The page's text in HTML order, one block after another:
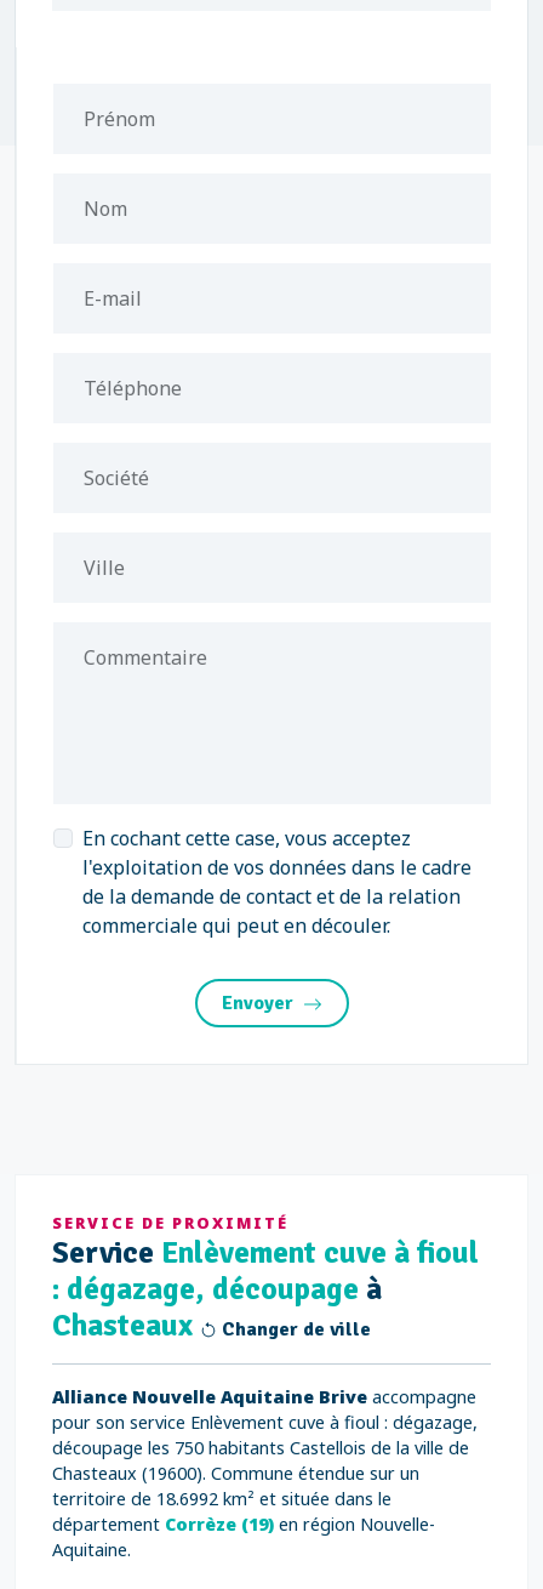
Prénom
Nom
E-mail
Téléphone
Société
Ville
Commentaire
En cochant cette case, vous acceptez
l'exploitation de vos données dans le cadre
de la demande de contact et de la relation
commerciale qui peut en découler.
Envoyer
SERVICE DE PROXIMITÉ
Service Enlèvement cuve à fioul
: dégazage, découpage à
Chasteaux
Changer de ville
Alliance Nouvelle Aquitaine Brive accompagne
pour son service Enlèvement cuve à fioul : dégazage,
découpage les 750 habitants Castellois de la ville de
Chasteaux (19600). Commune étendue sur un
territoire de 18.6992 km² et située dans le
département Corrèze (19) en région Nouvelle-
Aquitaine.